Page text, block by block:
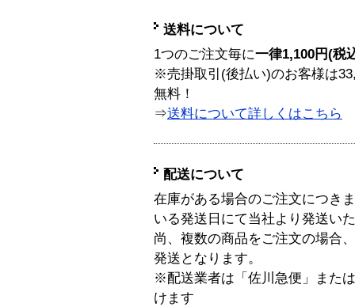
送料について
1つのご注文毎に一律1,100円(税
※売掛取引(後払い)のお客様は
無料！
⇒送料について詳しくはこちら
配送について
在庫がある場合のご注文につき
いる発送日にて当社より発送い
尚、複数の商品をご注文の場合
発送となります。
※配送業者は「佐川急便」また
けます